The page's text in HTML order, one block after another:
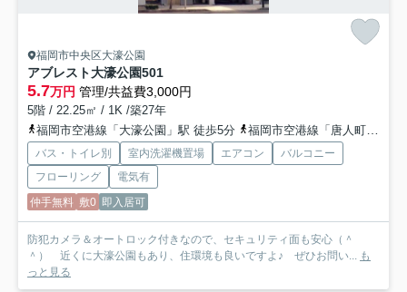
福岡市中央区大濠公園
アブレスト大濠公園501
5.7万円 管理/共益費3,000円
5階 / 22.25㎡ / 1K /築27年
福岡市空港線「大濠公園」駅 徒歩5分
福岡市空港線「唐人町」駅 徒歩7分
バス・トイレ別 室内洗濯機置場 エアコン
バルコニー
フローリング
電気有
仲手無料 敷0 即入居可
防犯カメラ＆オートロック付きなので、セキュリティ面も安心（＾
＾） 近くに大濠公園もあり、住環境も良いですよ♪ ぜひお問い... も
っと見る